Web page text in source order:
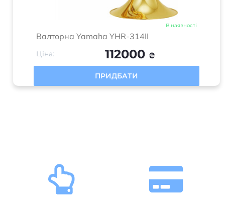
В наявності
Валторна Yamaha YHR-314II
Ціна: 112000 ₴
ПРИДБАТИ